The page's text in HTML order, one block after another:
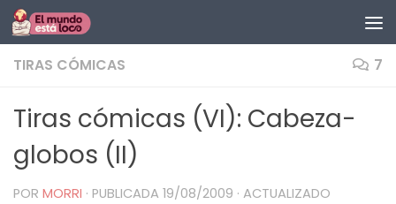
Saltar al contenido
TIRAS CÓMICAS 7
Tiras cómicas (VI): Cabeza-
globos (II)
POR MORRI · PUBLICADA 19/08/2009 · ACTUALIZADO